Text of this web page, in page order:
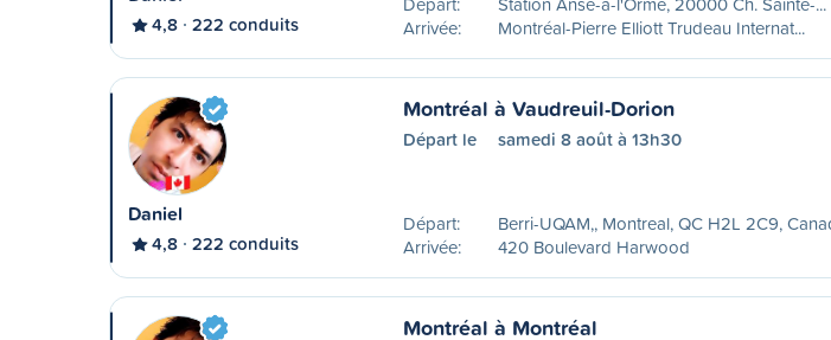
4,8 222 conduits
Arrivée:
Montréal-Pierre Elliott Trudeau Internat...
Daniel
4,8 222 conduits
Montréal à Vaudreuil-Dorion
Départ le samedi 8 août à 13h30
Départ:
Berri-UQAM,, Montreal, QC H2L 2C9,
Arrivée:
420 Boulevard Harwood
Montréal à Montréal